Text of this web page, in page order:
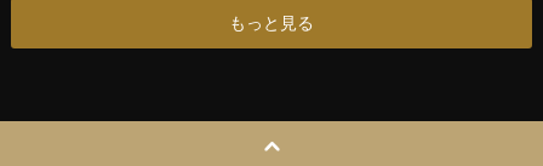
もっと見る